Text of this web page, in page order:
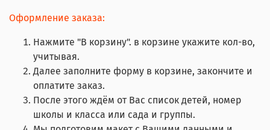
Оформление заказа:
Нажмите "В корзину". в корзине укажите кол-во,
учитывая.
Далее заполните форму в корзине, закончите и
оплатите заказ.
После этого ждём от Вас список детей, номер
школы и класса или сада и группы.